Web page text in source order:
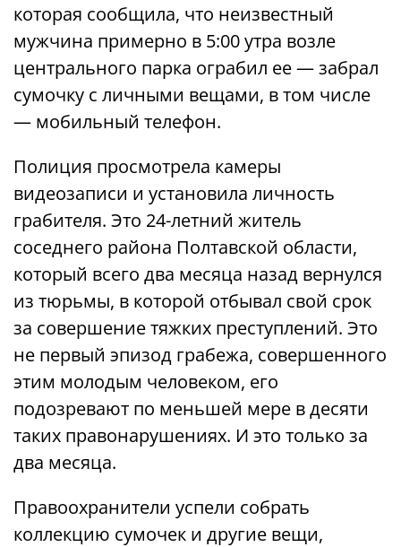
которая сообщила, что неизвестный
мужчина примерно в 5:00 утра возле
центрального парка ограбил ее — забрал
сумочку с личными вещами, в том числе
— мобильный телефон.
Полиция просмотрела камеры
видеозаписи и установила личность
грабителя. Это 24-летний житель
соседнего района Полтавской области,
который всего два месяца назад вернулся
из тюрьмы, в которой отбывал свой срок
за совершение тяжких преступлений. Это
не первый эпизод грабежа, совершенного
этим молодым человеком, его
подозревают по меньшей мере в десяти
таких правонарушениях. И это только за
два месяца.
Правоохранители успели собрать
коллекцию сумочек и другие вещи,